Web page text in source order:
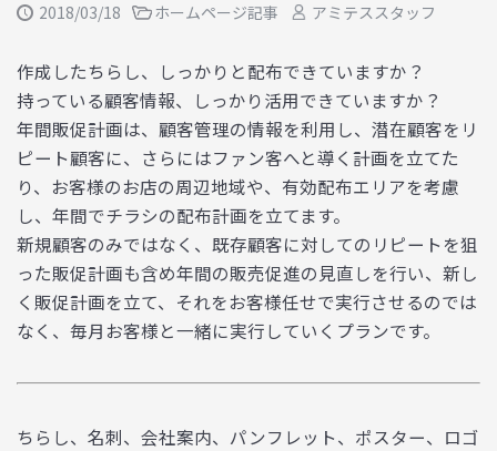
2018/03/18 ホームページ記事 アミテススタッフ
作成したちらし、しっかりと配布できていますか？
持っている顧客情報、しっかり活用できていますか？
年間販促計画は、顧客管理の情報を利用し、潜在顧客をリ
ピート顧客に、さらにはファン客へと導く計画を立てた
り、お客様のお店の周辺地域や、有効配布エリアを考慮
し、年間でチラシの配布計画を立てます。
新規顧客のみではなく、既存顧客に対してのリピートを狙
った販促計画も含め年間の販売促進の見直しを行い、新し
く販促計画を立て、それをお客様任せで実行させるのでは
なく、毎月お客様と一緒に実行していくプランです。
ちらし、名刺、会社案内、パンフレット、ポスター、ロゴ